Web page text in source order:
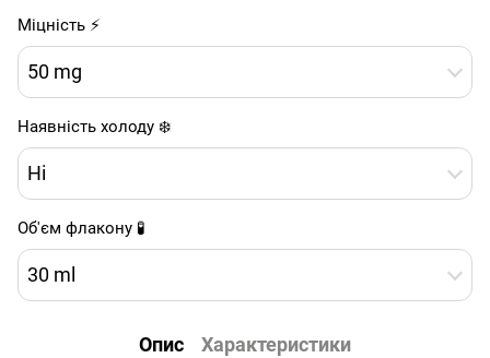
Міцність ⚡
50 mg
Наявність холоду ❄️
Ні
Об'єм флакону 🧪
30 ml
Опис Характеристики